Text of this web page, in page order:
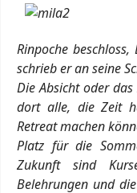
Rinpoche
schrieb er an seine
Die Absicht oder
dort alle, die Zeit
Retreat machen
Platz für die
Zukunft sind
Belehrungen und